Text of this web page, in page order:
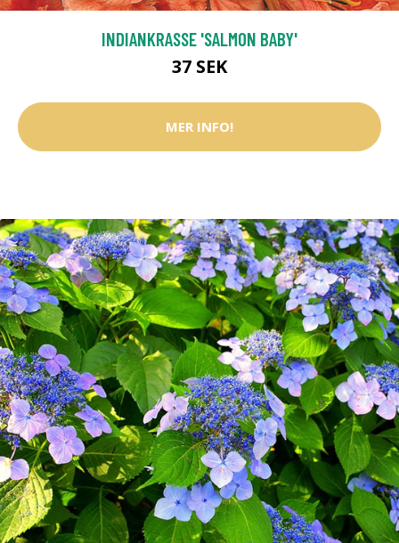
INDIANKRASSE 'SALMON BABY'
37 SEK
MER INFO!